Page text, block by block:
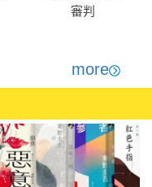
審判
more